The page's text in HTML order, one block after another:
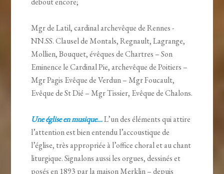
Mgr de Latil, cardinal archevêque de Rennes -
NN.SS. Clausel de Montals, Regnault, Lagrange,
Mollien, Bouquet, évêques de Chartres – Son
Eminence le Cardinal Pie, archevêque de Poitiers –
Mgr Pagis Evêque de Verdun – Mgr Foucault,
Evêque de St Dié – Mgr Tissier, Evêque de Chalons.
Une église en musique…L’un des éléments qui attire
l’attention est bien entendu l’accoustique de
l’église, très appropriée à l’office choral et au chant
liturgique. Signalons aussi les orgues, dessinés et
posés en 1893 par la maison Merklin – depuis